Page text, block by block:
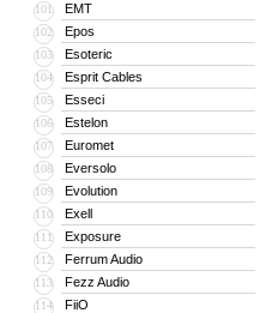
101 EMT
102 Epos
103 Esoteric
104 Esprit Cables
105 Esseci
106 Estelon
107 Euromet
108 Eversolo
109 Evolution
110 Exell
111 Exposure
112 Ferrum Audio
113 Fezz Audio
114 FiiO